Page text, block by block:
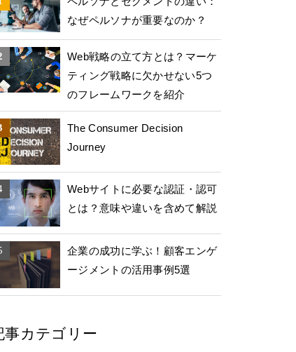
なぜペルソナが重要なのか？
Web戦略の立て方とは？マーケ
ティング戦略に欠かせない5つ
のフレームワークを紹介
The Consumer Decision
Journey
Webサイトに必要な認証・認可
とは？意味や違いを含めて解説
企業の成功に学ぶ！顧客エンゲ
ージメントの活用事例5選
事カテゴリー